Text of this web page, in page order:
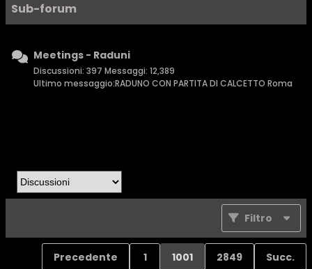
Sub-forum
Meetings - Raduni
Discussioni: 397 Messaggi: 12,389
Ultimo messaggio:RADUNO CON PARTITA DI CALCETTO Roma
Filtro
Precedente 1 1001 2849 Succ.